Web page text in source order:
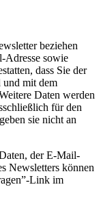
beziehen
Adresse sowie
dass Sie der
und mit dem
Daten werden
für den
sie nicht an
der E-Mail-
Newsletters können
Link im